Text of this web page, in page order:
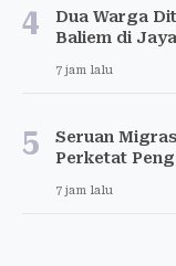
4
Dua Warga
Baliem di
7 jam lalu
5
Seruan
Perketat
7 jam lalu